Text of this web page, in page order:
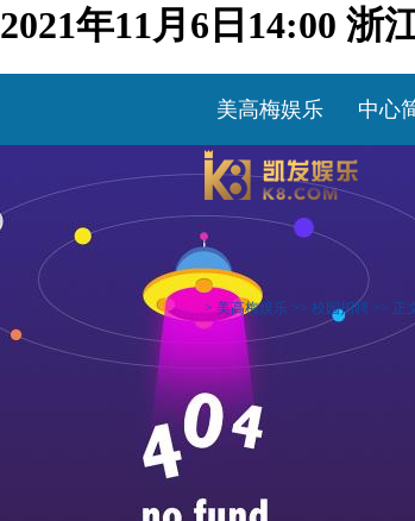
2021年11月6日14:00
美高梅娱乐 中心
> 美高梅娱乐 >> 校园招聘 >> 正